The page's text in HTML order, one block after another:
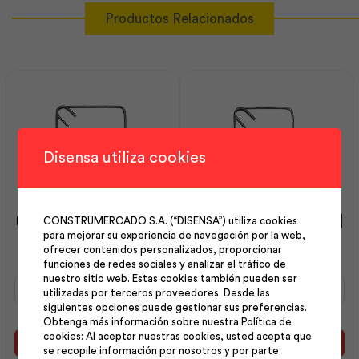
Productos Relacionados
Estribo 08 mm 20×25 cm |
Andec
Estribo
|
Añadir al carrito
Estribo 08 mm 20×20 cm |
Andec
Estribo
08
mm
20x20
cm
|
Añadir al carrito
Disensa utiliza cookies
CONSTRUMERCADO S.A. (“DISENSA”) utiliza cookies
para mejorar su experiencia de navegación por la web,
ofrecer contenidos personalizados, proporcionar
funciones de redes sociales y analizar el tráfico de
nuestro sitio web. Estas cookies también pueden ser
utilizadas por terceros proveedores. Desde las
siguientes opciones puede gestionar sus preferencias.
Obtenga más información sobre nuestra Política de
cookies: Al aceptar nuestras cookies, usted acepta que
se recopile información por nosotros y por parte